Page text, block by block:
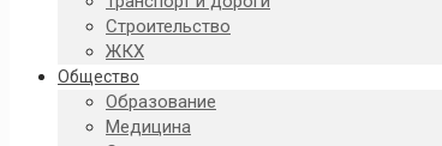
Строительство
ЖКХ
Общество
Образование
Медицина